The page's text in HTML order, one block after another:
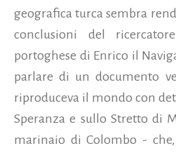
geografica turca sembra
conclusioni del
portoghese di Enrico il
parlare di un documento
riproduceva il mondo con
Speranza e sullo Stretto di
marinaio di Colombo -